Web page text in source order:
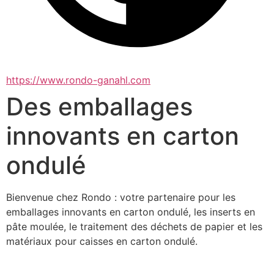
https://www.rondo-ganahl.com
Des emballages
innovants en carton
ondulé
Bienvenue chez Rondo : votre partenaire pour les
emballages innovants en carton ondulé, les inserts en
pâte moulée, le traitement des déchets de papier et les
matériaux pour caisses en carton ondulé.